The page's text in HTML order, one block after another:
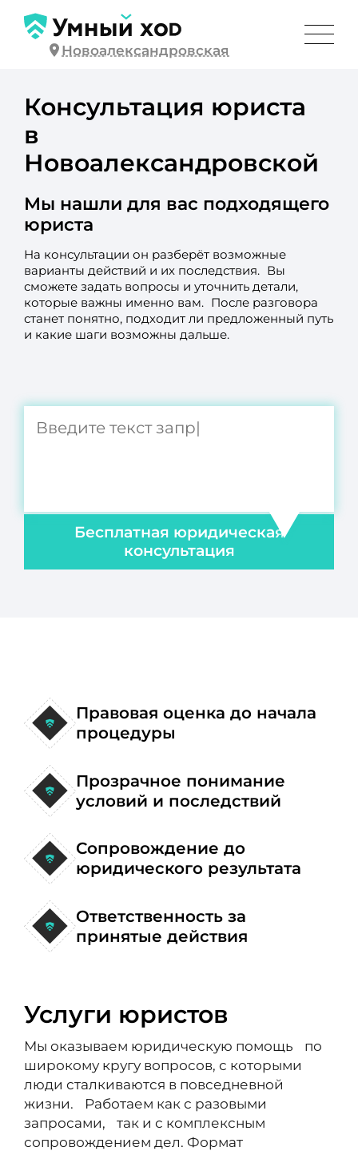
Новоалександровская
Консультация юриста
в
Новоалександровской
Мы нашли для вас подходящего
юриста
На консультации он разберёт возможные
варианты действий и их последствия. Вы
сможете задать вопросы и уточнить детали,
которые важны именно вам. После разговора
станет понятно, подходит ли предложенный путь
и какие шаги возможны дальше.
Бесплатная юридическая
консультация
Правовая оценка до начала
процедуры
Прозрачное понимание
условий и последствий
Сопровождение до
юридического результата
Ответственность за
принятые действия
Услуги юристов
Мы оказываем юридическую помощь по
широкому кругу вопросов, с которыми
люди сталкиваются в повседневной
жизни. Работаем как с разовыми
запросами, так и с комплексным
сопровождением дел. Формат